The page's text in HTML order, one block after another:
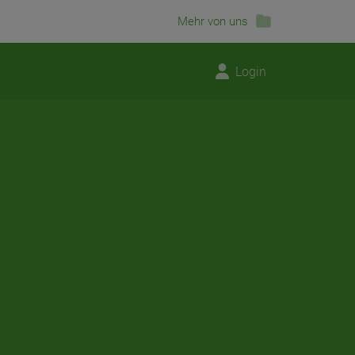
Mehr von uns
Login